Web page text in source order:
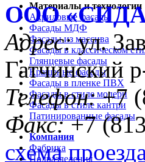
Материалы и технологии
Акриловые фасады
Фасады МДФ
Фасады из массива
Фасады в классическом
Глянцевые фасады
Крашеные фасады
Фасады в пленке ПВХ
Фасады в стиле модерн
Фасады в стиле кантри
Патинированные фасады
Компания
Фабрика
Подразделения
ООО
Адрес:ул.
Гатчинский
Телефон:+7
Факс:+7
схема